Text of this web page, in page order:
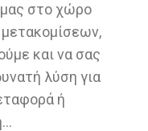
στο χώρο
και να σας
λύση για
ή